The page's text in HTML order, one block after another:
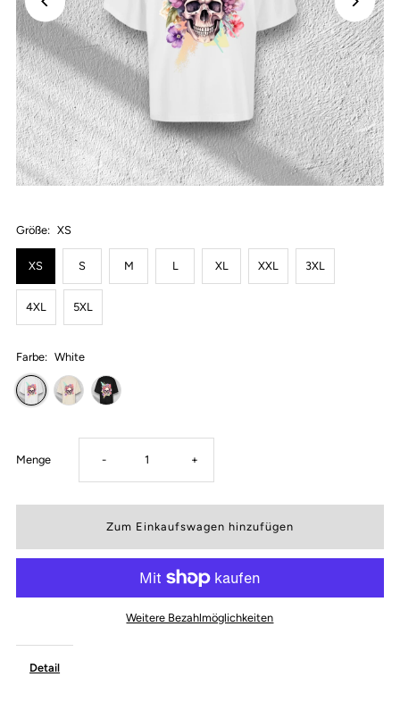
Größe: XS
XS S M L XL XXL 3XL
4XL 5XL
Farbe: White
Menge Verringere
- Erhöhe
für
+
Weitere Bezahlmöglichkeiten
Detail